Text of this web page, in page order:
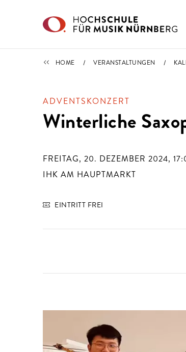
TERMINE
HOME VERANSTALTUNGEN
ADVENTSKONZERT
Winterliche
FREITAG, 20. DEZEMBER 2024,
IHK AM HAUPTMARKT
EINTRITT FREI